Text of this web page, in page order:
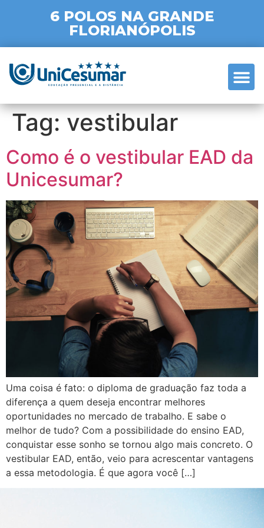
6 POLOS NA GRANDE
FLORIANÓPOLIS
Tag: vestibular
Como é o vestibular EAD da
Unicesumar?
Uma coisa é fato: o diploma de graduação faz toda a
diferença a quem deseja encontrar melhores
oportunidades no mercado de trabalho. E sabe o
melhor de tudo? Com a possibilidade do ensino EAD,
conquistar esse sonho se tornou algo mais concreto. O
vestibular EAD, então, veio para acrescentar vantagens
a essa metodologia. É que agora você […]